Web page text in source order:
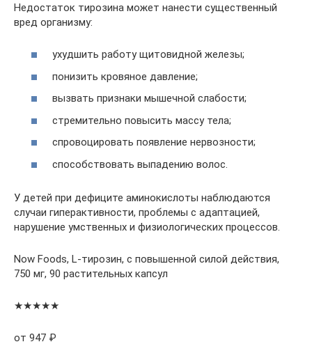
Недостаток тирозина может нанести существенный
вред организму:
ухудшить работу щитовидной железы;
понизить кровяное давление;
вызвать признаки мышечной слабости;
стремительно повысить массу тела;
спровоцировать появление нервозности;
способствовать выпадению волос.
У детей при дефиците аминокислоты наблюдаются
случаи гиперактивности, проблемы с адаптацией,
нарушение умственных и физиологических процессов.
Now Foods, L-тирозин, с повышенной силой действия,
750 мг, 90 растительных капсул
★★★★★
от 947 ₽